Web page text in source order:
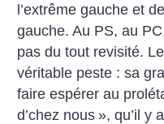
l’extrême gauche et
gauche. Au PS, au
pas du tout revisité.
véritable peste : sa
faire espérer au
d’chez nous », qu’il y